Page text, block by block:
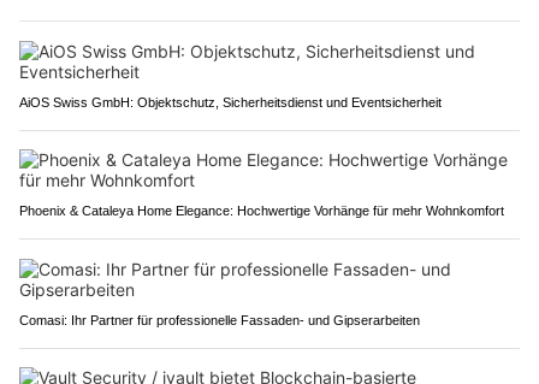
AiOS Swiss GmbH: Objektschutz, Sicherheitsdienst und Eventsicherheit
Phoenix & Cataleya Home Elegance: Hochwertige Vorhänge für mehr Wohnkomfort
Comasi: Ihr Partner für professionelle Fassaden- und Gipserarbeiten